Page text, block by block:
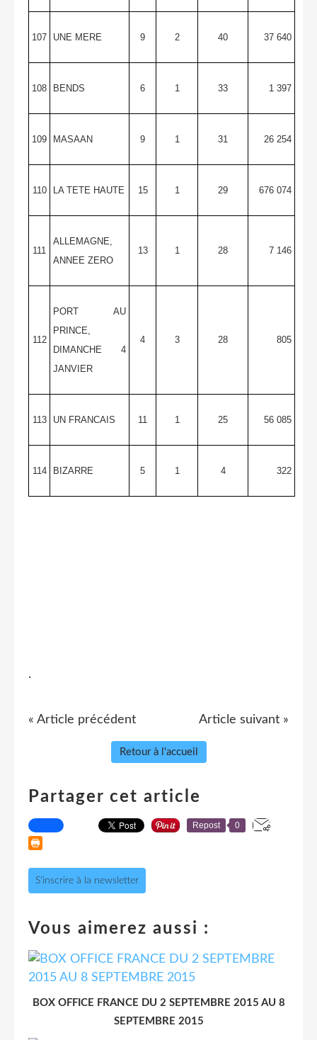
107 UNE MERE 9 2 40 37 640
108 BENDS 6 1 33 1 397
109 MASAAN 9 1 31 26 254
110 LA TETE HAUTE 15 1 29 676 074
111
ALLEMAGNE,
ANNEE ZERO
13 1 28 7 146
112
PORT AU
PRINCE,
DIMANCHE 4
JANVIER
4 3 28 805
113 UN FRANCAIS 11 1 25 56 085
114 BIZARRE 5 1 4 322
.
« Article précédent Article suivant »
Retour à l'accueil
Partager cet article
Repost 0
S'inscrire à la newsletter
Vous aimerez aussi :
BOX OFFICE FRANCE DU 2 SEPTEMBRE 2015 AU 8
SEPTEMBRE 2015